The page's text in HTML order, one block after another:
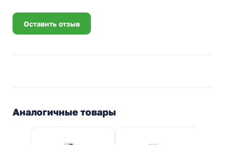
Оставить отзыв
Аналогичные товары